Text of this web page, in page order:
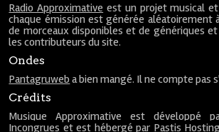
Radio Approximative est un projet musical
chaque émission est générée aléatoirement
de morceaux disponibles et de génériques
les contributeurs du site.
Ondes
Pantagruweb a bien mangé. Il ne compte pas
Crédits
Musique Approximative est développé
Incongrues et est hébergé par Pastis